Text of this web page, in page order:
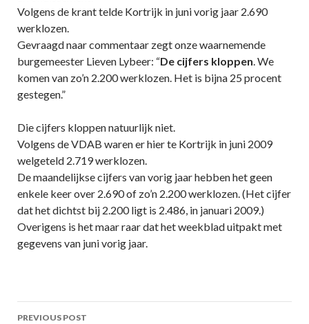
Volgens de krant telde Kortrijk in juni vorig jaar 2.690
werklozen.
Gevraagd naar commentaar zegt onze waarnemende
burgemeester Lieven Lybeer: “De cijfers kloppen. We
komen van zo’n 2.200 werklozen. Het is bijna 25 procent
gestegen.”
Die cijfers kloppen natuurlijk niet.
Volgens de VDAB waren er hier te Kortrijk in juni 2009
welgeteld 2.719 werklozen.
De maandelijkse cijfers van vorig jaar hebben het geen
enkele keer over 2.690 of zo’n 2.200 werklozen. (Het cijfer
dat het dichtst bij 2.200 ligt is 2.486, in januari 2009.)
Overigens is het maar raar dat het weekblad uitpakt met
gegevens van juni vorig jaar.
Post
PREVIOUS POST